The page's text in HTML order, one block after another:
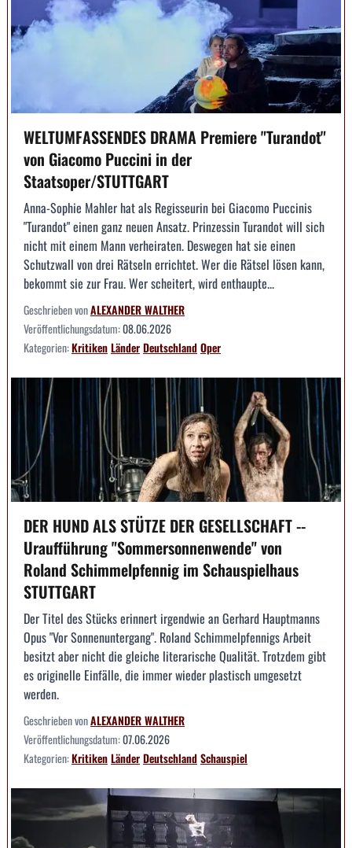
WELTUMFASSENDES DRAMA Premiere "Turandot"
von Giacomo Puccini in der
Staatsoper/STUTTGART
Anna-Sophie Mahler hat als Regisseurin bei Giacomo Puccinis
"Turandot" einen ganz neuen Ansatz. Prinzessin Turandot will sich
nicht mit einem Mann verheiraten. Deswegen hat sie einen
Schutzwall von drei Rätseln errichtet. Wer die Rätsel lösen kann,
bekommt sie zur Frau. Wer scheitert, wird enthaupte...
Geschrieben vonALEXANDER WALTHER
Veröffentlichungsdatum:08.06.2026
Kategorien:KritikenLänderDeutschlandOper
DER HUND ALS STÜTZE DER GESELLSCHAFT --
Uraufführung "Sommersonnenwende" von
Roland Schimmelpfennig im Schauspielhaus
STUTTGART
Der Titel des Stücks erinnert irgendwie an Gerhard Hauptmanns
Opus "Vor Sonnenuntergang". Roland Schimmelpfennigs Arbeit
besitzt aber nicht die gleiche literarische Qualität. Trotzdem gibt
es originelle Einfälle, die immer wieder plastisch umgesetzt
werden.
Geschrieben vonALEXANDER WALTHER
Veröffentlichungsdatum:07.06.2026
Kategorien:KritikenLänderDeutschlandSchauspiel